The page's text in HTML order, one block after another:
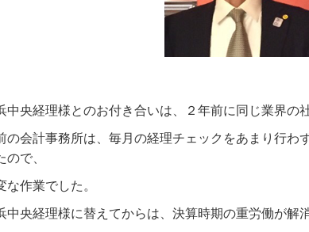
中央経理様とのお付き合いは、２年前に同じ業界の
の会計事務所は、毎月の経理チェックをあまり行わ
ので、
な作業でした。
中央経理様に替えてからは、決算時期の重労働が解